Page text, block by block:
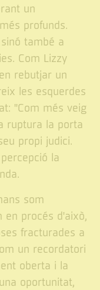
un
profunds.
també a
Com Lizzy
rebutjar un
les esquerdes
"Com més veig
ruptura la porta
propi judici.
la
som
en procés d'això,
fracturades a
un recordatori
oberta i la
oportunitat,